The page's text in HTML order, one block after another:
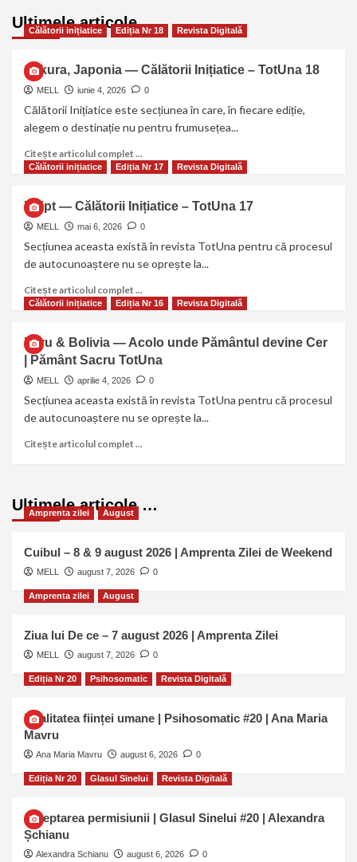
Ultimele articole
Călătorii inițiatice Ediția Nr 18 Revista Digitală
Sakura, Japonia — Călătorii Inițiatice – TotUna 18
MELL iunie 4, 2026 0
Călătorii Inițiatice este secțiunea în care, în fiecare ediție,
alegem o destinație nu pentru frumusețea...
Citește articolul complet ...
Călătorii inițiatice Ediția Nr 17 Revista Digitală
Egipt — Călătorii Inițiatice – TotUna 17
MELL mai 6, 2026 0
Secțiunea aceasta există în revista TotUna pentru că procesul
de autocunoaștere nu se oprește la...
Citește articolul complet ...
Călătorii inițiatice Ediția Nr 16 Revista Digitală
Peru & Bolivia — Acolo unde Pământul devine Cer
| Pământ Sacru TotUna
MELL aprilie 4, 2026 0
Secțiunea aceasta există în revista TotUna pentru că procesul
de autocunoaștere nu se oprește la...
Citește articolul complet ...
Ultimele articole …
Amprenta zilei August
Cuibul – 8 & 9 august 2026 | Amprenta Zilei de Weekend
MELL august 7, 2026 0
Amprenta zilei August
Ziua lui De ce – 7 august 2026 | Amprenta Zilei
MELL august 7, 2026 0
Ediția Nr 20 Psihosomatic Revista Digitală
Dualitatea ființei umane | Psihosomatic #20 | Ana Maria
Mavru
Ana Maria Mavru august 6, 2026 0
Ediția Nr 20 Glasul Sinelui Revista Digitală
Așteptarea permisiunii | Glasul Sinelui #20 | Alexandra
Șchianu
Alexandra Schianu august 6, 2026 0